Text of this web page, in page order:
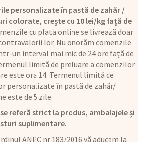
personalizate în pastă de zahăr /
colorate, crește cu 10 lei/kg față de
cu plata online se livrează doar
lor. Nu onorăm comenzile
un interval mai mic de 24 ore față de
limită de preluare a comenzilor
este ora 14. Termenul limită de
personalizate în pastă de zahăr/
este de 5 zile.
referă strict la produs, ambalajele și
suplimentare.
ANPC nr 183/2016 vă aducem la